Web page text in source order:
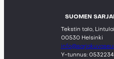
SUOMEN
Tekstin talo,
00530 Helsinki
Y-tunnus: